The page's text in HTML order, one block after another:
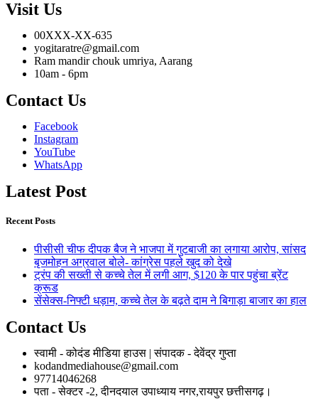
Visit Us
00XXX-XX-635
yogitaratre@gmail.com
Ram mandir chouk umriya, Aarang
10am - 6pm
Contact Us
Facebook
Instagram
YouTube
WhatsApp
Latest Post
Recent Posts
पीसीसी चीफ दीपक बैज ने भाजपा में गुटबाजी का लगाया आरोप, सांसद
बृजमोहन अग्रवाल बोले- कांग्रेस पहले खुद को देखे
ट्रंप की सख्ती से कच्चे तेल में लगी आग, $120 के पार पहुंचा ब्रेंट
क्रूड
सेंसेक्स-निफ्टी धड़ाम, कच्चे तेल के बढ़ते दाम ने बिगाड़ा बाजार का हाल
Contact Us
स्वामी - कोदंड मीडिया हाउस | संपादक - देवेंद्र गुप्ता
kodandmediahouse@gmail.com
97714046268
पता - सेक्टर -2, दीनदयाल उपाध्याय नगर,रायपुर छत्तीसगढ़।